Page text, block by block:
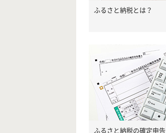
ふるさと納税とは？
ふるさと納税の確定申告